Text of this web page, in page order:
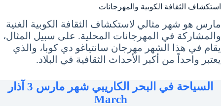
استكشاف الثقافة الكوبية والمهرجانات
مارس هو شهر مثالي لاستكشاف الثقافة الكوبية الغنية
والمشاركة في المهرجانات المحلية. على سبيل المثال،
يقام في هذا الشهر مهرجان سانتياغو دي كوبا، والذي
يعتبر واحداً من أكبر الأحداث الثقافية في البلاد.
السياحة في البحر الكاريبي شهر مارس 3 آذار
March